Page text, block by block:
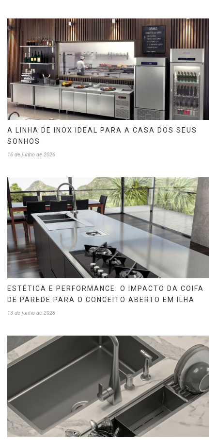
A LINHA DE INOX IDEAL PARA A CASA DOS SEUS
SONHOS
16 de junho de 2026
ESTÉTICA E PERFORMANCE: O IMPACTO DA COIFA
DE PAREDE PARA O CONCEITO ABERTO EM ILHA
13 de junho de 2026